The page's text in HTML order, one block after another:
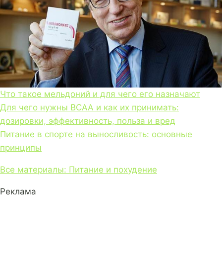
Что такое мельдоний и для чего его назначают
Для чего нужны BCAA и как их принимать:
дозировки, эффективность, польза и вред
Питание в спорте на выносливость: основные
принципы
Все материалы: Питание и похудение
Реклама